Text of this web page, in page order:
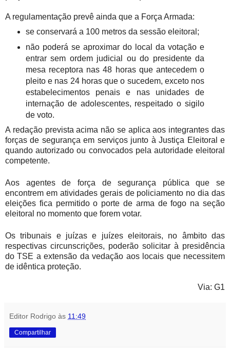
A regulamentação prevê ainda que a Força Armada:
se conservará a 100 metros da sessão eleitoral;
não poderá se aproximar do local da votação e
entrar sem ordem judicial ou do presidente da
mesa receptora nas 48 horas que antecedem o
pleito e nas 24 horas que o sucedem, exceto nos
estabelecimentos penais e nas unidades de
internação de adolescentes, respeitado o sigilo
de voto.
A redação prevista acima não se aplica aos integrantes das
forças de segurança em serviços junto à Justiça Eleitoral e
quando autorizado ou convocados pela autoridade eleitoral
competente.
Aos agentes de força de segurança pública que se
encontrem em atividades gerais de policiamento no dia das
eleições fica permitido o porte de arma de fogo na seção
eleitoral no momento que forem votar.
Os tribunais e juízas e juízes eleitorais, no âmbito das
respectivas circunscrições, poderão solicitar à presidência
do TSE a extensão da vedação aos locais que necessitem
de idêntica proteção.
Via: G1
Editor Rodrigo às 11:49
Compartilhar